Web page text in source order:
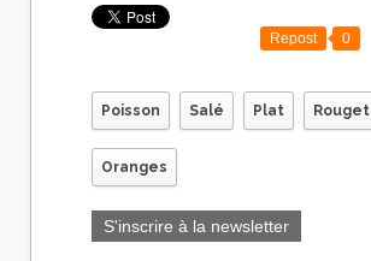
Repost 0
Poisson Salé Plat Rouget
Oranges
S'inscrire à la newsletter